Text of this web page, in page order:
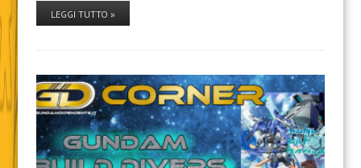
LEGGI TUTTO »